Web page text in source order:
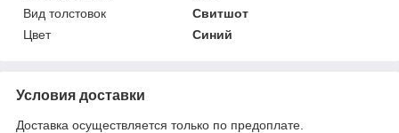
Вид толстовок
Свитшот
Цвет
Синий
Условия доставки
Доставка осуществляется только по предоплате.